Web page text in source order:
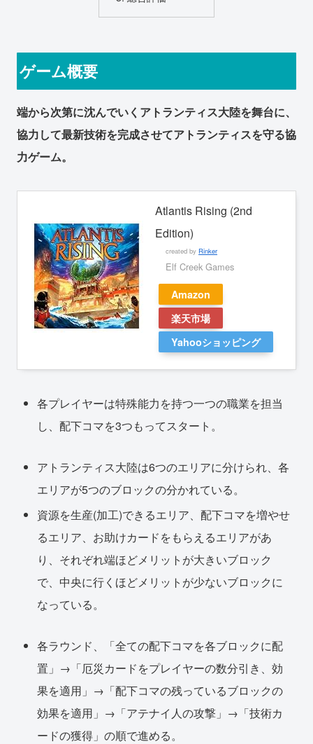
ゲーム概要
端から次第に沈んでいくアトランティス大陸を舞台に、
協力して最新技術を完成させてアトランティスを守る協
力ゲーム。
Atlantis Rising (2nd
Edition)
created by Rinker
Elf Creek Games
Amazon
楽天市場
Yahooショッピング
各プレイヤーは特殊能力を持つ一つの職業を担当
し、配下コマを3つもってスタート。
アトランティス大陸は6つのエリアに分けられ、各
エリアが5つのブロックの分かれている。
資源を生産(加工)できるエリア、配下コマを増やせ
るエリア、お助けカードをもらえるエリアがあ
り、それぞれ端ほどメリットが大きいブロック
で、中央に行くほどメリットが少ないブロックに
なっている。
各ラウンド、「全ての配下コマを各ブロックに配
置」→「厄災カードをプレイヤーの数分引き、効
果を適用」→「配下コマの残っているブロックの
効果を適用」→「アテナイ人の攻撃」→「技術カ
ードの獲得」の順で進める。